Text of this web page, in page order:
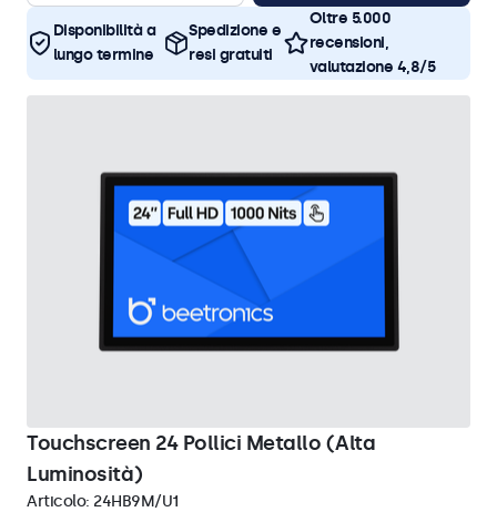
Disponibilità a
lungo termine
Spedizione e
resi gratuiti
Oltre 5.000
recensioni,
valutazione 4,8/5
Touchscreen 24 Pollici Metallo (Alta
Luminosità)
Articolo: 24HB9M/U1